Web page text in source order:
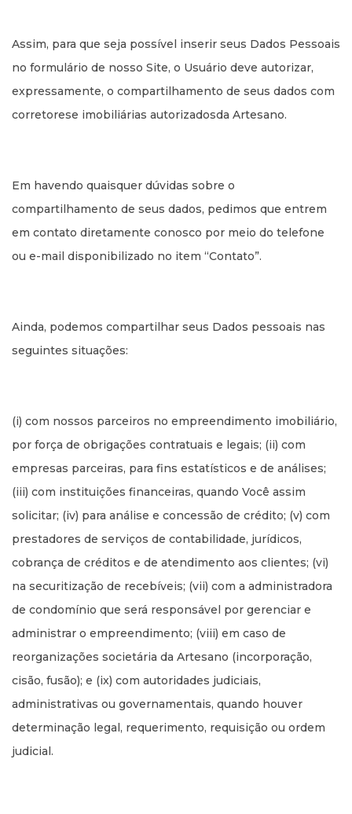
Assim, para que seja possível inserir seus Dados Pessoais
no formulário de nosso Site, o Usuário deve autorizar,
expressamente, o compartilhamento de seus dados com
corretorese imobiliárias autorizadosda Artesano.
Em havendo quaisquer dúvidas sobre o
compartilhamento de seus dados, pedimos que entrem
em contato diretamente conosco por meio do telefone
ou e-mail disponibilizado no item “Contato”.
Ainda, podemos compartilhar seus Dados pessoais nas
seguintes situações:
(i) com nossos parceiros no empreendimento imobiliário,
por força de obrigações contratuais e legais; (ii) com
empresas parceiras, para fins estatísticos e de análises;
(iii) com instituições financeiras, quando Você assim
solicitar; (iv) para análise e concessão de crédito; (v) com
prestadores de serviços de contabilidade, jurídicos,
cobrança de créditos e de atendimento aos clientes; (vi)
na securitização de recebíveis; (vii) com a administradora
de condomínio que será responsável por gerenciar e
administrar o empreendimento; (viii) em caso de
reorganizações societária da Artesano (incorporação,
cisão, fusão); e (ix) com autoridades judiciais,
administrativas ou governamentais, quando houver
determinação legal, requerimento, requisição ou ordem
judicial.